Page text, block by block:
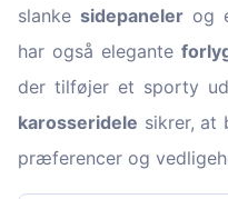
slanke sidepaneler og
har også elegante
der tilføjer et sporty
karosseridele sikrer, at
præferencer og